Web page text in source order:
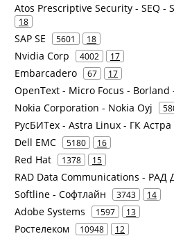
Atos Prescriptive Security - SEQ -
18
SAP SE 5601 18
Nvidia Corp 4002 17
Embarcadero 67 17
OpenText - Micro Focus -
Nokia Corporation - Nokia Oyj
РусБИТех - Astra Linux - ГК
Dell EMC 5180 16
Red Hat 1378 15
RAD Data Communications -
Softline - Софтлайн 3743 14
Adobe Systems 1597 13
Ростелеком 10948 12